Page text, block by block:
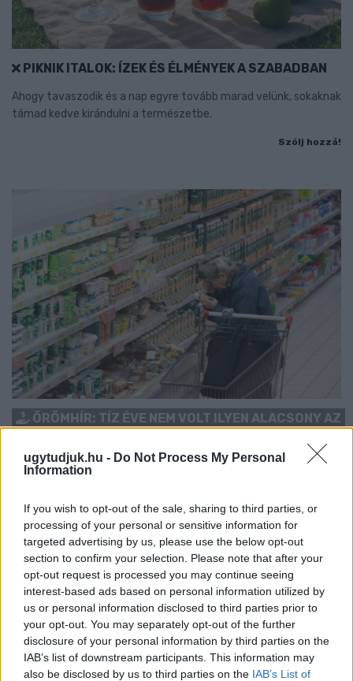
ugytudjuk.hu - Do Not Process My Personal
Information
If you wish to opt-out of the sale, sharing to third parties, or
processing of your personal or sensitive information for
targeted advertising by us, please use the below opt-out
section to confirm your selection. Please note that after your
opt-out request is processed you may continue seeing
interest-based ads based on personal information utilized by
us or personal information disclosed to third parties prior to
your opt-out. You may separately opt-out of the further
disclosure of your personal information by third parties on the
IAB’s list of downstream participants. This information may
also be disclosed by us to third parties on the IAB’s List of
PIKNIK ITALOK: ÍZEK ÉS ÉLMÉNYEK A SZABADBAN
Ahogy tavaszodik és a nap egyre tovább marad velünk, sokaknak
támad kedve kirándulni a természetbe.
Szólj hozzá!
ÖRÖMHÍR: TÍZ ÉVE NEM VOLT ILYEN ALACSONY AZ
Júliusban mindössze 1,2 százalékkal emelkedtek éves
Szólj hozzá!